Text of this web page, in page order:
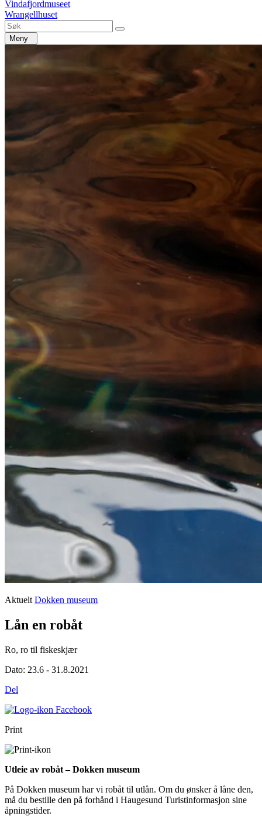
Vindafjordmuseet
Wrangellhuset
Meny
Aktuelt Dokken museum
Lån en robåt
Ro, ro til fiskeskjær
Dato: 23.6 - 31.8.2021
Del
Print
Utleie av robåt – Dokken museum
På Dokken museum har vi robåt til utlån. Om du ønsker å låne den,
må du bestille den på forhånd i Haugesund Turistinformasjon sine
åpningstider.